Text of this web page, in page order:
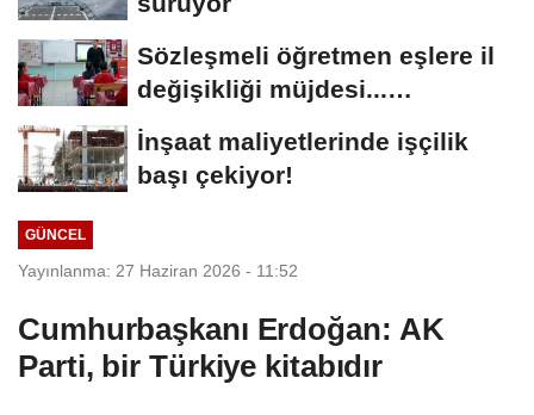
Sözleşmeli öğretmen eşlere il
değişikliği müjdesi...
Başvurular...
İnşaat maliyetlerinde işçilik
başı çekiyor!
GÜNCEL
Yayınlanma: 27 Haziran 2026 - 11:52
Cumhurbaşkanı Erdoğan: AK
Parti, bir Türkiye kitabıdır